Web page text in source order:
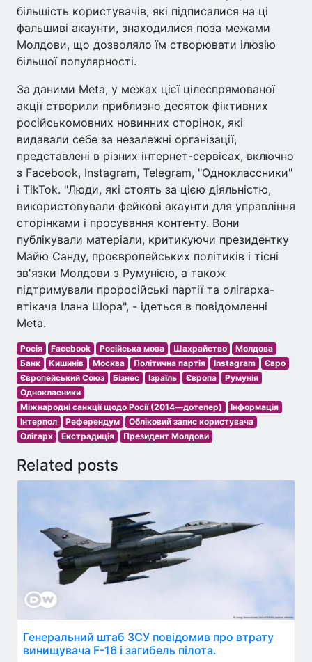
більшість користувачів, які підписалися на ці
фальшиві акаунти, знаходилися поза межами
Молдови, що дозволяло їм створювати ілюзію
більшої популярності.
За даними Meta, у межах цієї цілеспрямованої
акції створили приблизно десяток фіктивних
російськомовних новинних сторінок, які
видавали себе за незалежні організації,
представлені в різних інтернет-сервісах, включно
з Facebook, Instagram, Telegram, "Одноклассники"
і TikTok. "Люди, які стоять за цією діяльністю,
використовували фейкові акаунти для управління
сторінками і просування контенту. Вони
публікували матеріали, критикуючи президентку
Майю Санду, проєвропейських політиків і тісні
зв'язки Молдови з Румунією, а також
підтримували проросійські партії та олігарха-
втікача Ілана Шора", - ідеться в повідомленні
Meta.
Росія Facebook Російська мова Шахрайство
Молдова
Банк
Кишинів Москва Політична партія Instagram
Євро
Європейський Союз
Бізнес Ізраїль Європа
Румунія
Однокласники
Міжнародні санкції щодо Росії (2014—дотепер)
Інформація
Інтерпол
Референдум
Обліковий запис користувача
Олігарх
Екстрадиція Президент Молдови
Related posts
Генеральний штаб ЗСУ повідомив про втрату
винищувача F-16 і загибель пілота.